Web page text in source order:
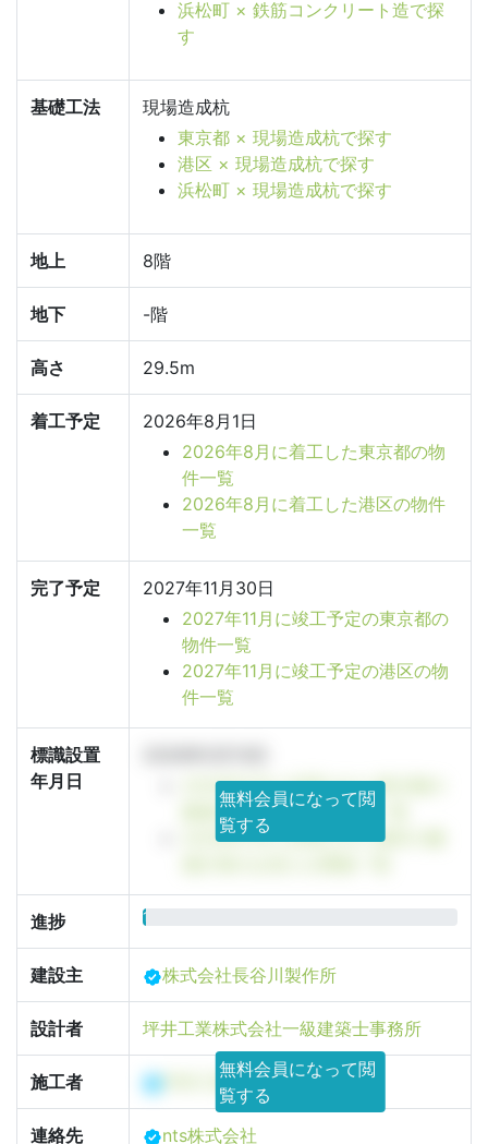
浜松町 × 鉄筋コンクリート造で探
す
基礎工法
現場造成杭
東京都 × 現場造成杭で探す
港区 × 現場造成杭で探す
浜松町 × 現場造成杭で探す
地上 8階
地下 -階
高さ 29.5m
着工予定
2026年8月1日
2026年8月に着工した東京都の物
件一覧
2026年8月に着工した港区の物件
一覧
完了予定
2027年11月30日
2027年11月に竣工予定の東京都の
物件一覧
2027年11月に竣工予定の港区の物
件一覧
標識設置
年月日
2026年5月に設置された東京都の
建築計画のお知らせ看板一覧
2026年5月に設置された港区の建
無料会員になって閲
覧する
進捗 1%
建設主 株式会社長谷川製作所
設計者 坪井工業株式会社一級建築士事務所
施工者 坪井工業株式会社
無料会員になって閲
覧する
連絡先
nts株式会社